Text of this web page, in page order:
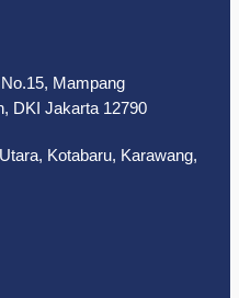
Mampang
DKI Jakarta 12790
Kotabaru, Karawang,